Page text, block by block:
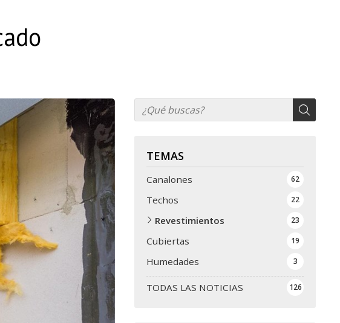
TEMAS
TODAS LAS NOTICIAS 126
Canalones 62
Techos 22
Revestimientos 23
Cubiertas 19
Humedades 3